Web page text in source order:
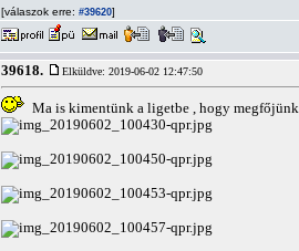
[válaszok erre: #39620]
39618. Elküldve: 2019-06-02 12:47:50
Ma is kimentünk a ligetbe , hogy